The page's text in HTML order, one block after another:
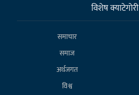
विशेष क्याटेगाेरी
समाचार
समाज
अर्थजगत
विश्व